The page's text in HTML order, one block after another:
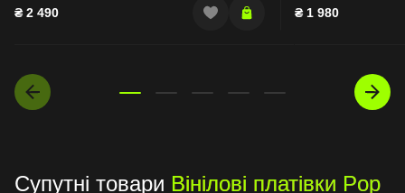
₴ 2 490 ₴ 1 980
Супутні товари Вінілові платівки Pop